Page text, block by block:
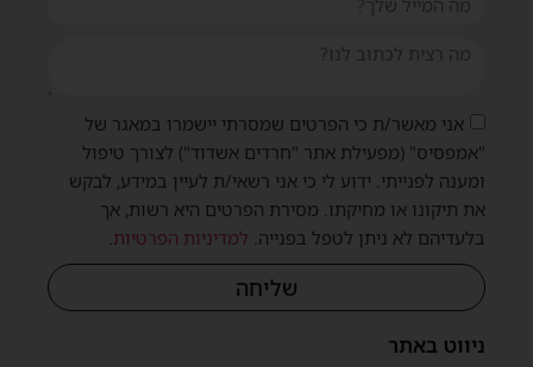
ניווט באתר
אני מאשר/ת כי הפרטים שמסרתי יישמרו במאגר של
"אמפסיס" (מפעילת אתר "חרדים אשדוד") לצורך טיפול
ומענה לפנייתי. ידוע לי כי אני רשאי/ת לעיין במידע, לבקש
את תיקונו או מחיקתו. מסירת הפרטים היא רשות, אך
בלעדיהם לא ניתן לטפל בפנייה. למדיניות הפרטיות.
שליחה